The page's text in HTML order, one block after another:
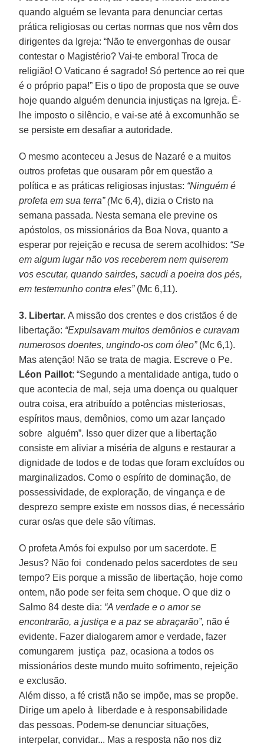
quando alguém se levanta para denunciar certas
prática religiosas ou certas normas que nos vêm dos
dirigentes da Igreja: “Não te envergonhas de ousar
contestar o Magistério? Vai-te embora! Troca de
religião! O Vaticano é sagrado! Só pertence ao rei que
é o próprio papa!” Eis o tipo de proposta que se ouve
hoje quando alguém denuncia injustiças na Igreja. É-
lhe imposto o silêncio, e vai-se até à excomunhão se
se persiste em desafiar a autoridade.
O mesmo aconteceu a Jesus de Nazaré e a muitos
outros profetas que ousaram pôr em questão a
política e as práticas religiosas injustas: “Ninguém é
profeta em sua terra” (Mc 6,4), dizia o Cristo na
semana passada. Nesta semana ele previne os
apóstolos, os missionários da Boa Nova, quanto a
esperar por rejeição e recusa de serem acolhidos: “Se
em algum lugar não vos receberem nem quiserem
vos escutar, quando sairdes, sacudi a poeira dos pés,
em testemunho contra eles”(Mc 6,11).
3. Libertar.A missão dos crentes e dos cristãos é de
libertação: “Expulsavam muitos demônios e curavam
numerosos doentes, ungindo-os com óleo” (Mc 6,1).
Mas atenção! Não se trata de magia. Escreve o Pe.
Léon Paillot: “Segundo a mentalidade antiga, tudo o
que acontecia de mal, seja uma doença ou qualquer
outra coisa, era atribuído a potências misteriosas,
espíritos maus, demônios, como um azar lançado
sobre alguém”. Isso quer dizer que a libertação
consiste em aliviar a miséria de alguns e restaurar a
dignidade de todos e de todas que foram excluídos ou
marginalizados. Como o espírito de dominação, de
possessividade, de exploração, de vingança e de
desprezo sempre existe em nossos dias, é necessário
curar os/as que dele são vítimas.
O profeta Amós foi expulso por um sacerdote. E
Jesus? Não foi condenado pelos sacerdotes de seu
tempo? Eis porque a missão de libertação, hoje como
ontem, não pode ser feita sem choque. O que diz o
Salmo 84 deste dia: “A verdade e o amor se
encontrarão, a justiça e a paz se abraçarão”, não é
evidente. Fazer dialogarem amor e verdade, fazer
comungarem justiça paz, ocasiona a todos os
missionários deste mundo muito sofrimento, rejeição
e exclusão.
Além disso, a fé cristã não se impõe, mas se propõe.
Dirige um apelo à liberdade e à responsabilidade
das pessoas. Podem-se denunciar situações,
interpelar, convidar... Mas a resposta não nos diz